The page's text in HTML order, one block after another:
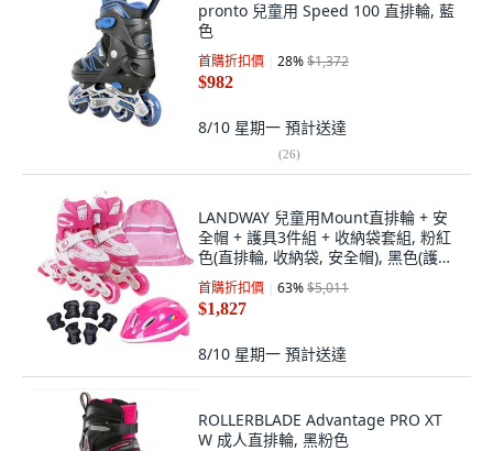
pronto 兒童用 Speed 100 直排輪, 藍
色
首購折扣價 28%$1,372
$982
8/10 星期一 預計送達
(26)
LANDWAY 兒童用Mount直排輪 + 安
全帽 + 護具3件組 + 收納袋套組, 粉紅
色(直排輪, 收納袋, 安全帽), 黑色(護
具), 1套
首購折扣價 63%$5,011
$1,827
8/10 星期一 預計送達
ROLLERBLADE Advantage PRO XT
W 成人直排輪, 黑粉色